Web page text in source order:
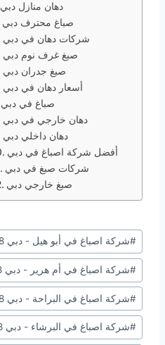
دهان منازل دبي
صباغ محترف دبي
شركات دهان في دبي
صبغ غرف نوم دبي
صبغ جدران دبي
أسعار دهان في دبي
صباغ في دبي
دهان خارجي في دبي
دهان داخلي دبي
أفضل شركة اصباغ في دبي
شركات صبغ في دبي
صبغ خارجي دبي
وسوم
المقال:
#شركة اصباغ في أبو هيل - دبي 0563809588
#شركة اصباغ في أم هرير - دبي 0563809588
#شركة اصباغ في البراحة - دبي 0563809588
#شركة اصباغ في البرشاء - دبي 0563809588